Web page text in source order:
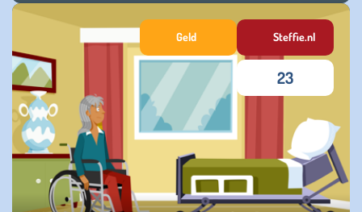
zaterdag 18 oktober 2025
Geld Steffie.nl
23